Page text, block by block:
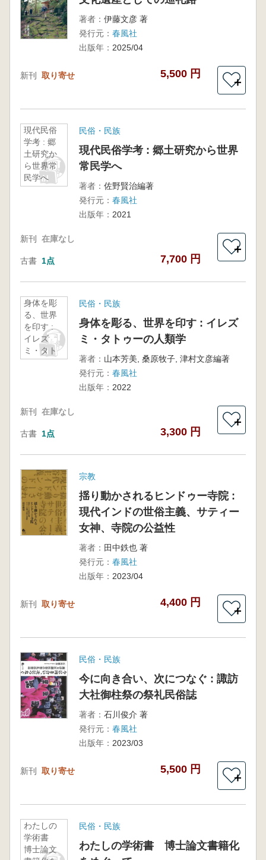
著者： 伊藤文彦 著
発行元： 春風社
出版年： 2025/04
新刊 取り寄せ 5,500 円
＋
現代民俗
学考 : 郷
土研究か
ら世界常
民学へ
民俗・民族
現代民俗学考 : 郷土研究から世界
常民学へ
著者： 佐野賢治編著
発行元： 春風社
出版年： 2021
新刊 在庫なし
古書 1点 7,700 円
＋
身体を彫
る、世界
を印す :
イレズ
ミ・タト
ゥーの人
民俗・民族
身体を彫る、世界を印す : イレズ
ミ・タトゥーの人類学
著者： 山本芳美, 桑原牧子, 津村文彦編著
発行元： 春風社
出版年： 2022
新刊 在庫なし
古書 1点 3,300 円
＋
宗教
揺り動かされるヒンドゥー寺院 :
現代インドの世俗主義、サティー
女神、寺院の公益性
著者： 田中鉄也 著
発行元： 春風社
出版年： 2023/04
新刊 取り寄せ 4,400 円
＋
民俗・民族
今に向き合い、次につなぐ : 諏訪
大社御柱祭の祭礼民俗誌
著者： 石川俊介 著
発行元： 春風社
出版年： 2023/03
新刊 取り寄せ 5,500 円
＋
わたしの
学術書
博士論文
民俗・民族
わたしの学術書 博士論文書籍化